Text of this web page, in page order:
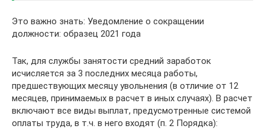
Это важно знать: Уведомление о сокращении
должности: образец 2021 года
Так, для службы занятости средний заработок
исчисляется за 3 последних месяца работы,
предшествующих месяцу увольнения (в отличие от 12
месяцев, принимаемых в расчет в иных случаях). В расчет
включают все виды выплат, предусмотренные системой
оплаты труда, в т.ч. в него входят (п. 2 Порядка):